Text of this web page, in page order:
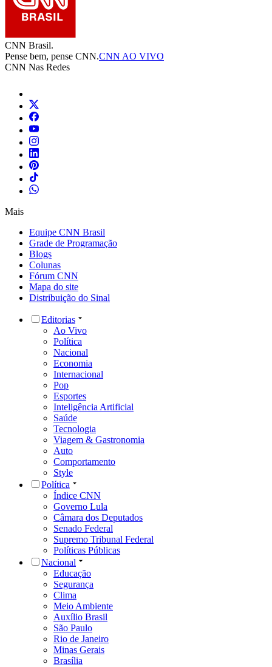
CNN Brasil.
Pense bem, pense CNN.CNN AO VIVO
CNN Nas Redes
Mais
Equipe CNN Brasil
Grade de Programação
Blogs
Colunas
Fórum CNN
Mapa do site
Distribuição do Sinal
Editorias
Ao Vivo
Política
Nacional
Economia
Internacional
Pop
Esportes
Inteligência Artificial
Saúde
Tecnologia
Viagem & Gastronomia
Auto
Comportamento
Style
Política
Índice CNN
Governo Lula
Câmara dos Deputados
Senado Federal
Supremo Tribunal Federal
Políticas Públicas
Nacional
Educação
Segurança
Clima
Meio Ambiente
Auxílio Brasil
São Paulo
Rio de Janeiro
Minas Gerais
Brasília